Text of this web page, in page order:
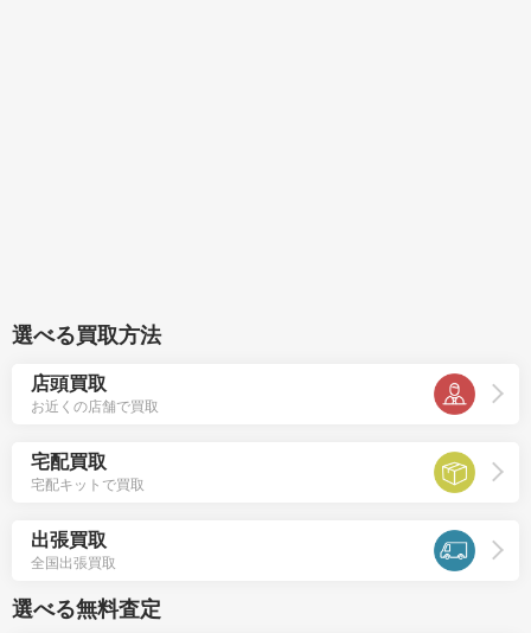
選べる買取方法
店頭買取
お近くの店舗で買取
宅配買取
宅配キットで買取
出張買取
全国出張買取
選べる無料査定